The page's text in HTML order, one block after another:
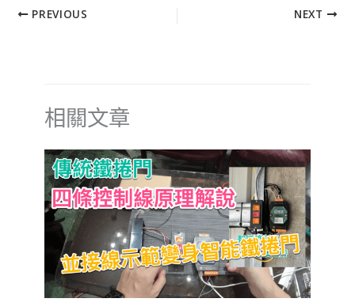
PREVIOUS NEXT
相關文章